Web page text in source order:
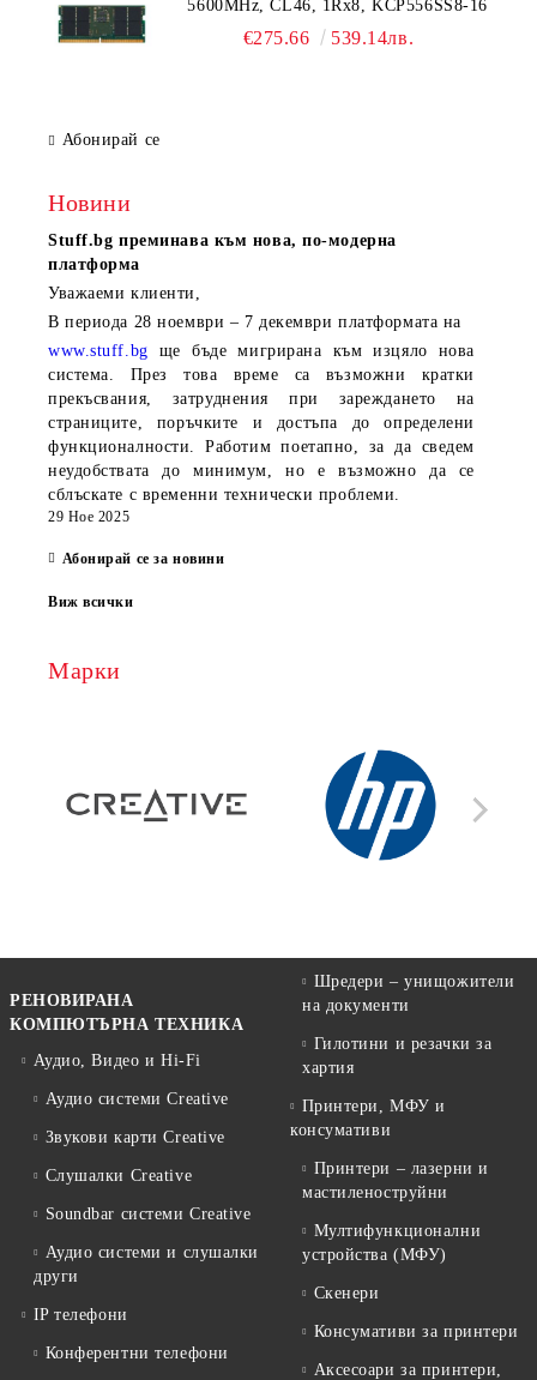
5600MHz, CL46, 1Rx8, KCP556SS8-16
€275.66 539.14лв.
Абонирай се
Новини
Stuff.bg преминава към нова, по-модерна
платформа
Уважаеми клиенти,
В периода 28 ноември – 7 декември платформата на
www.stuff.bg ще бъде мигрирана към изцяло нова
система. През това време са възможни кратки
прекъсвания, затруднения при зареждането на
страниците, поръчките и достъпа до определени
функционалности. Работим поетапно, за да сведем
неудобствата до минимум, но е възможно да се
сблъскате с временни технически проблеми.
29 Ное 2025
Абонирай се за новини
Виж всички
Марки
РЕНОВИРАНА
КОМПЮТЪРНА ТЕХНИКА
Аудио, Видео и Hi-Fi
Аудио системи Creative
Звукови карти Creative
Слушалки Creative
Soundbar системи Creative
Аудио системи и слушалки
други
IP телефони
Конферентни телефони
Шредери – унищожители
на документи
Гилотини и резачки за
хартия
Принтери, МФУ и
консумативи
Принтери – лазерни и
мастиленоструйни
Мултифункционални
устройства (МФУ)
Скенери
Консумативи за принтери
Аксесоари за принтери,